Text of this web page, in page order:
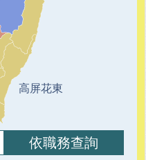
高屏花東
依職務查詢